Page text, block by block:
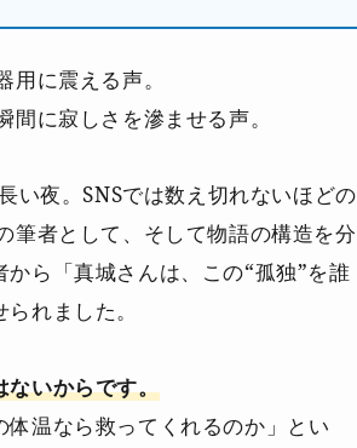
に震える声。
に寂しさを滲ませる声。
い夜。SNSでは数え切れないほどの
筆者として、そして物語の構造を分
ら「真城さんは、この“孤独”を誰
れました。
ないからです。
温なら救ってくれるのか」とい